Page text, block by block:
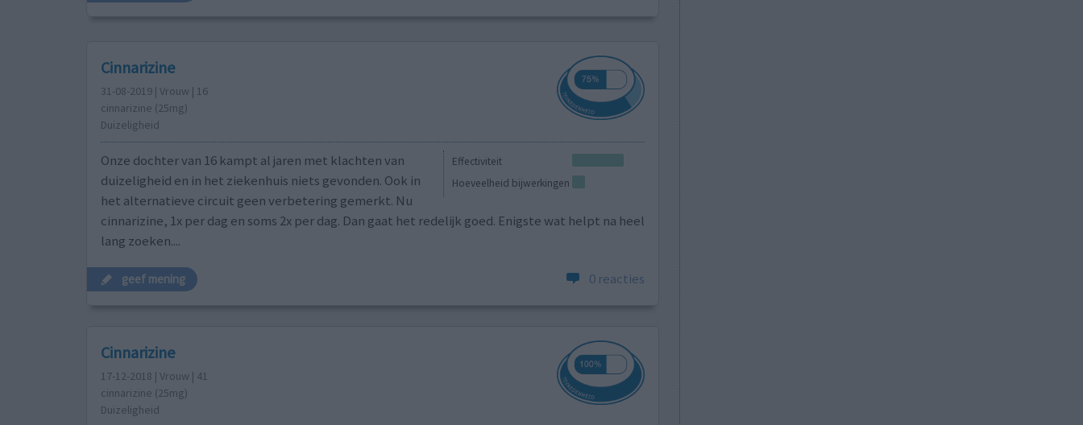
Cinnarizine
31-08-2019 | Vrouw | 16
cinnarizine (25mg)
Duizeligheid
Effectiviteit
Hoeveelheid bijwerkingen
Onze dochter van 16 kampt al jaren met klachten van
duizeligheid en in het ziekenhuis niets gevonden. Ook in
het alternatieve circuit geen verbetering gemerkt. Nu
cinnarizine, 1x per dag en soms 2x per dag. Dan gaat het redelijk goed. Enigste wat helpt na heel
lang zoeken....
geef mening 0 reacties
Cinnarizine
17-12-2018 | Vrouw | 41
cinnarizine (25mg)
Duizeligheid